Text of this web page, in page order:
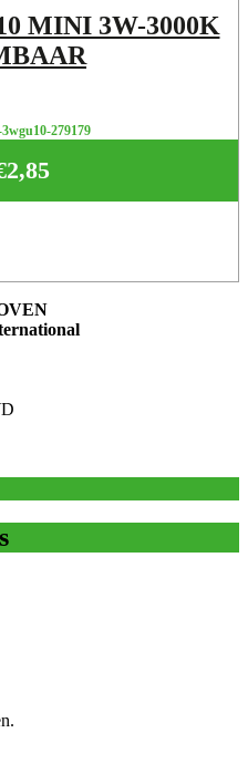
MINI 3W-3000K
279179
2,85